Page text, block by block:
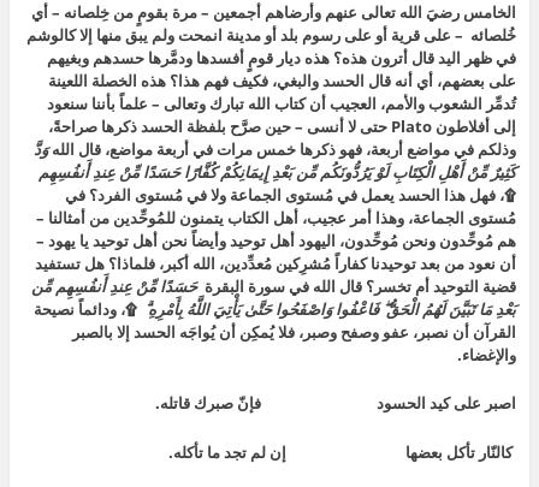
الخامس رضيَ الله تعالى عنهم وأرضاهم أجمعين – مرة بقومٍ من خِلصانه – أي
خُلصائه – على قرية أو على رسوم بلد أو مدينة انمحت ولم يبق منها إلا كالوشم
في ظهر اليد قال أترون هذه؟ هذه ديار قومٍ أفسدها ودمَّرها حسدهم وبغيهم
على بعضهم، أي أنه قال الحسد والبغي، فكيف فهم هذا؟ هذه الخصلة اللعينة
تُدمِّر الشعوب والأمم، العجيب أن كتاب الله تبارك وتعالى – علماً بأننا سنعود
إلى أفلاطون Plato حتى لا أنسى – حين صرَّح بلفظة الحسد ذكرها صراحةً،
وذلكم في مواضع أربعة، فهو ذكرها خمس مرات في أربعة مواضع، قال اللهوَدَّ
كَثِيرٌ مِّنْ أَهْلِ الْكِتَابِ لَوْ يَرُدُّونَكُم مِّن بَعْدِ إِيمَانِكُمْ كُفَّارًا حَسَدًا مِّنْ عِندِ أَنفُسِهِم
۩، فهل هذا الحسد يعمل في مُستوى الجماعة ولا في مُستوى الفرد؟ في
مُستوى الجماعة، وهذا أمر عجيب، أهل الكتاب يتمنون للمُوحِّدين من أمثالنا –
هم مُوحِّدون ونحن مُوحِّدون، اليهود أهل توحيد وأيضاً نحن أهل توحيد يا يهود –
أن نعود من بعد توحيدنا كفاراً مُشرِكين مُعدِّدين، الله أكبر، فلماذا؟ هل تستفيد
قضية التوحيد أم تخسر؟ قال الله في سورة البقرةحَسَدًا مِّنْ عِندِ أَنفُسِهِم مِّن
بَعْدِ مَا تَبَيَّنَ لَهُمُ الْحَقُّ ۖ فَاعْفُوا وَاصْفَحُوا حَتَّىٰ يَأْتِيَ اللَّهُ بِأَمْرِهِ ۗ ۩، ودائماً نصيحة
القرآن أن نصبر، عفو وصفح وصبر، فلا يُمكِن أن يُواجَه الحسد إلا بالصبر
والإغضاء.
اصبر على كيد الحسود فإنّ صبرك قاتله.
كالنّار تأكل بعضها إن لم تجد ما تأكله.